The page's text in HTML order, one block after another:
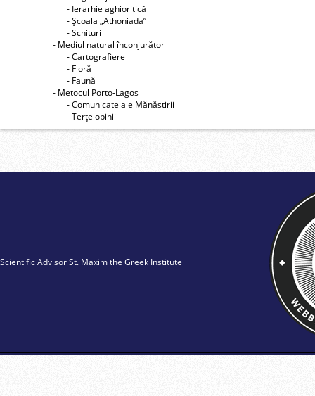
- Ierarhie aghioritică
- Şcoala „Athoniada”
- Schituri
- Mediul natural înconjurător
- Cartografiere
- Floră
- Faună
- Metocul Porto-Lagos
- Comunicate ale Mănăstirii
- Terţe opinii
Scientific Advisor St. Maxim the Greek Institute